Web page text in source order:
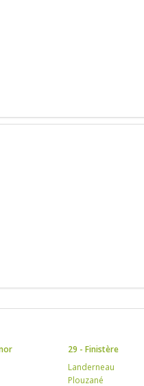
29 - Finistère
Landerneau
Plouzané